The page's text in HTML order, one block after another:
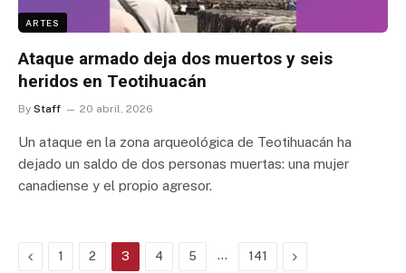
ARTES
Ataque armado deja dos muertos y seis
heridos en Teotihuacán
By Staff 20 abril, 2026
Un ataque en la zona arqueológica de Teotihuacán ha
dejado un saldo de dos personas muertas: una mujer
canadiense y el propio agresor.
Previous
1 2 3 4 5 … 141 Next